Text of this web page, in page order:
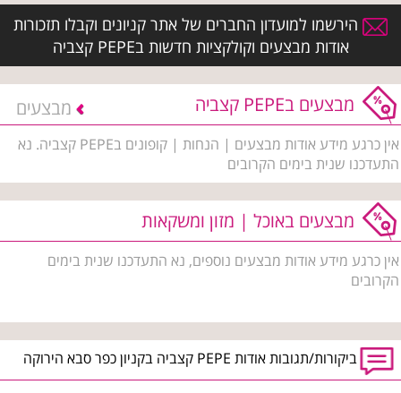
הירשמו למועדון החברים של אתר קניונים וקבלו תזכורות
אודות מבצעים וקולקציות חדשות בPEPE קצביה
מבצעים בPEPE קצביה מבצעים
אין כרגע מידע אודות מבצעים | הנחות | קופונים בPEPE קצביה. נא
התעדכנו שנית בימים הקרובים
מבצעים באוכל | מזון ומשקאות
אין כרגע מידע אודות מבצעים נוספים, נא התעדכנו שנית בימים
הקרובים
ביקורות/תגובות אודות PEPE קצביה בקניון כפר סבא הירוקה